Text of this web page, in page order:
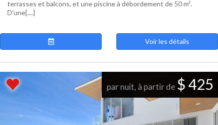
terrasses et balcons, et une piscine à débordement de 50 m².
D'une[....]
Voir les détails
par nuit, à partir de $ 425